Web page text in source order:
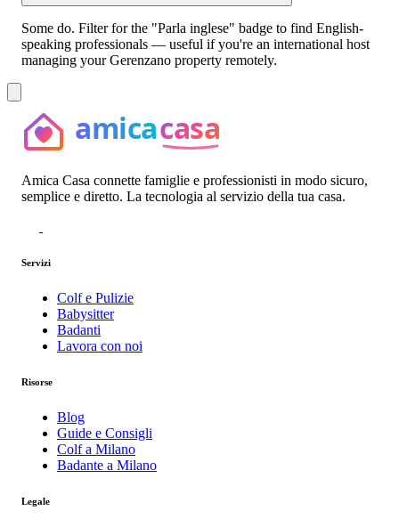
Some do. Filter for the "Parla inglese" badge to find English-
speaking professionals — useful if you're an international host
managing your Gerenzano property remotely.
Amica Casa connette famiglie e professionisti in modo sicuro,
semplice e diretto. La tecnologia al servizio della tua casa.
Servizi
Colf e Pulizie
Babysitter
Badanti
Lavora con noi
Risorse
Blog
Guide e Consigli
Colf a Milano
Badante a Milano
Legale